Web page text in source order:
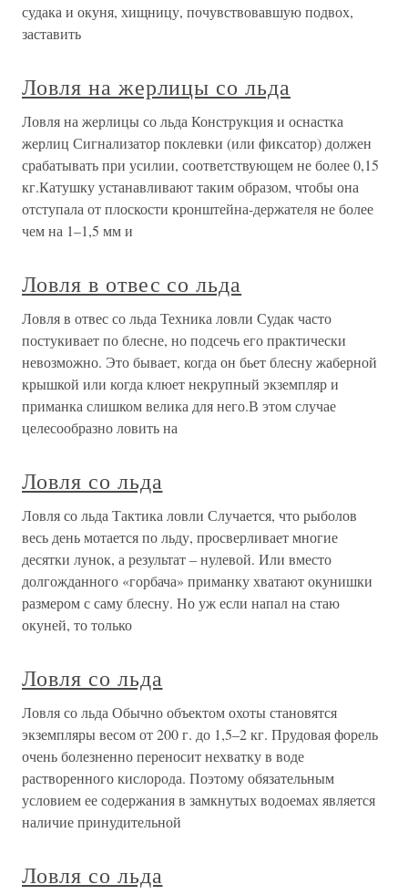
судака и окуня, хищницу, почувствовавшую подвох,
заставить
Ловля на жерлицы со льда
Ловля на жерлицы со льда Конструкция и оснастка
жерлиц Сигнализатор поклевки (или фиксатор) должен
срабатывать при усилии, соответствующем не более 0,15
кг.Катушку устанавливают таким образом, чтобы она
отступала от плоскости кронштейна-держателя не более
чем на 1–1,5 мм и
Ловля в отвес со льда
Ловля в отвес со льда Техника ловли Судак часто
постукивает по блесне, но подсечь его практически
невозможно. Это бывает, когда он бьет блесну жаберной
крышкой или когда клюет некрупный экземпляр и
приманка слишком велика для него.В этом случае
целесообразно ловить на
Ловля со льда
Ловля со льда Тактика ловли Случается, что рыболов
весь день мотается по льду, просверливает многие
десятки лунок, а результат – нулевой. Или вместо
долгожданного «горбача» приманку хватают окунишки
размером с саму блесну. Но уж если напал на стаю
окуней, то только
Ловля со льда
Ловля со льда Обычно объектом охоты становятся
экземпляры весом от 200 г. до 1,5–2 кг. Прудовая форель
очень болезненно переносит нехватку в воде
растворенного кислорода. Поэтому обязательным
условием ее содержания в замкнутых водоемах является
наличие принудительной
Ловля со льда